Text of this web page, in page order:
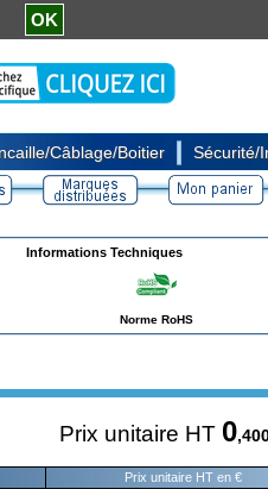
Câblage/Boitier Sécurité/
Informations Techniques
Norme RoHS
Prix unitaire HT 0
Prix unitaire HT en €
OK